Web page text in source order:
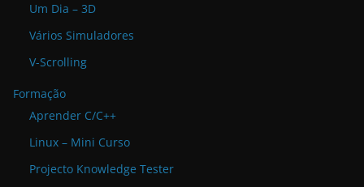
Um Dia – 3D
Vários Simuladores
V-Scrolling
Formação
Aprender C/C++
Linux – Mini Curso
Projecto Knowledge Tester